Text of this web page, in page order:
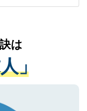
はご本人の許可
ついての厳密な
のみに付与され
取得済みです。
安心ください。
関の状況や紹介
なアドバイスを
にご転職をされ
ートが可能です
い。
は
」